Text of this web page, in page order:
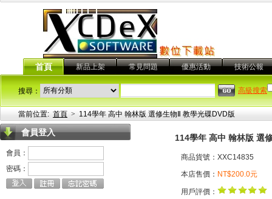
首頁 新品上架 常見問題 優惠活動 技術公報
搜尋： 高級搜索
當前位置: 首頁 > 114學年 高中 翰林版 選修生物Ⅱ 教學光碟DVD版
會員登入
會員：
密碼：
114學年 高中 翰林版 選
商品貨號：XXC14835
本店售價： NT$200.0元
用戶評價：